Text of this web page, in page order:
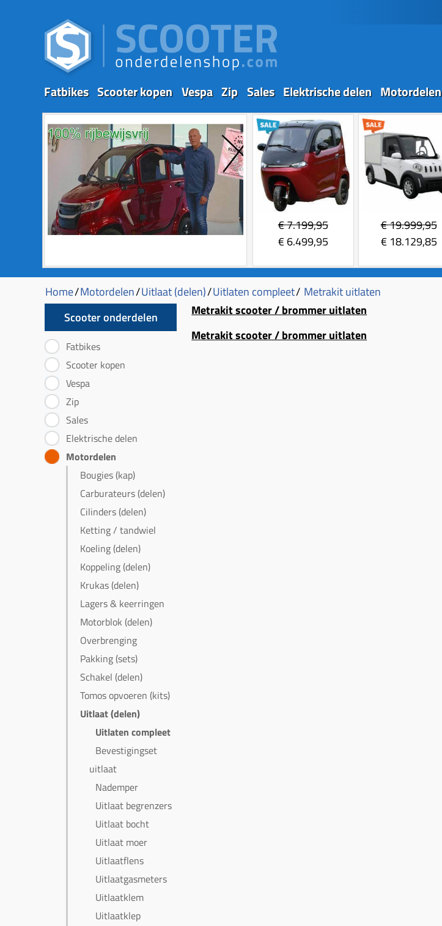
Fatbikes Scooter kopen Vespa Zip Sales Elektrische delen Motordelen
€7.199,95
€6.499,95
€19.999,95
€ 18.129,85
Home/Motordelen/Uitlaat (delen)/Uitlaten compleet/ Metrakit uitlaten
Scooter onderdelen
Fatbikes
Scooter kopen
Vespa
Zip
Sales
Elektrische delen
Motordelen
Bougies (kap)
Carburateurs (delen)
Cilinders (delen)
Ketting / tandwiel
Koeling (delen)
Koppeling (delen)
Krukas (delen)
Lagers & keerringen
Motorblok (delen)
Overbrenging
Pakking (sets)
Schakel (delen)
Tomos opvoeren (kits)
Uitlaat (delen)
Uitlaten compleet
Bevestigingset
uitlaat
Nademper
Uitlaat begrenzers
Uitlaat bocht
Uitlaat moer
Uitlaatflens
Uitlaatgasmeters
Uitlaatklem
Uitlaatklep
Metrakit scooter / brommer uitlaten
Metrakit scooter / brommer uitlaten